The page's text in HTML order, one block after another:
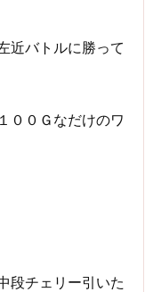
近バトルに勝って
００Ｇなだけのワ
段チェリー引いた